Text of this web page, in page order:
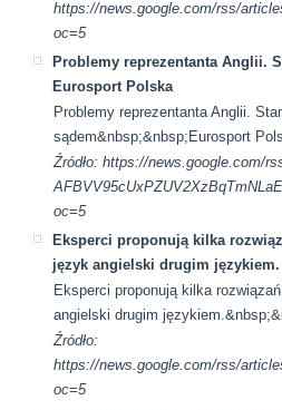
https://news.google.com/rss/
oc=5
Problemy reprezentanta Anglii.
Eurosport Polska
Problemy reprezentanta Anglii.
sądem&nbsp;&nbsp;Eurosport
Źródło: https://news.google.com/
oc=5
Eksperci proponują kilka
język angielski drugim
Eksperci proponują kilka
angielski drugim
Źródło:
https://news.google.com/rss/
oc=5